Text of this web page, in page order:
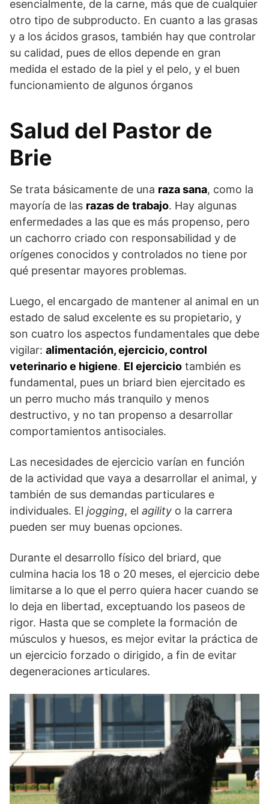
esencialmente, de la carne, más que de cualquier
otro tipo de subproducto. En cuanto a las grasas
y a los ácidos grasos, también hay que controlar
su calidad, pues de ellos depende en gran
medida el estado de la piel y el pelo, y el buen
funcionamiento de algunos órganos
Salud del Pastor de
Brie
Se trata básicamente de una raza sana, como la
mayoría de las razas de trabajo. Hay algunas
enfermedades a las que es más propenso, pero
un cachorro criado con responsabilidad y de
orígenes conocidos y controlados no tiene por
qué presentar mayores problemas.
Luego, el encargado de mantener al animal en un
estado de salud excelente es su propietario, y
son cuatro los aspectos fundamentales que debe
vigilar: alimentación, ejercicio, control
veterinario e higiene. El ejercicio también es
fundamental, pues un briard bien ejercitado es
un perro mucho más tranquilo y menos
destructivo, y no tan propenso a desarrollar
comportamientos antisociales.
Las necesidades de ejercicio varían en función
de la actividad que vaya a desarrollar el animal, y
también de sus demandas particulares e
individuales. El jogging, el agility o la carrera
pueden ser muy buenas opciones.
Durante el desarrollo físico del briard, que
culmina hacia los 18 o 20 meses, el ejercicio debe
limitarse a lo que el perro quiera hacer cuando se
lo deja en libertad, exceptuando los paseos de
rigor. Hasta que se complete la formación de
músculos y huesos, es mejor evitar la práctica de
un ejercicio forzado o dirigido, a fin de evitar
degeneraciones articulares.